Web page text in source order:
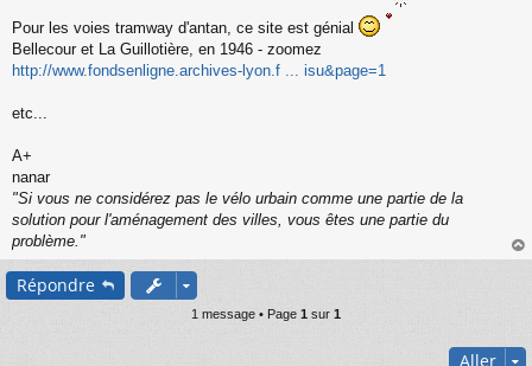
Pour les voies tramway d'antan, ce site est génial
Bellecour et La Guillotière, en 1946 - zoomez
http://www.fondsenligne.archives-lyon.f ... isu&page=1
etc...
A+
nanar
"Si vous ne considérez pas le vélo urbain comme une partie de la
solution pour l'aménagement des villes, vous êtes une partie du
problème."
au
Répondre
1 message • Page 1 sur 1
Aller